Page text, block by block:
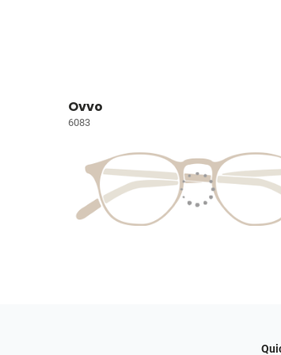
Ovvo
6083